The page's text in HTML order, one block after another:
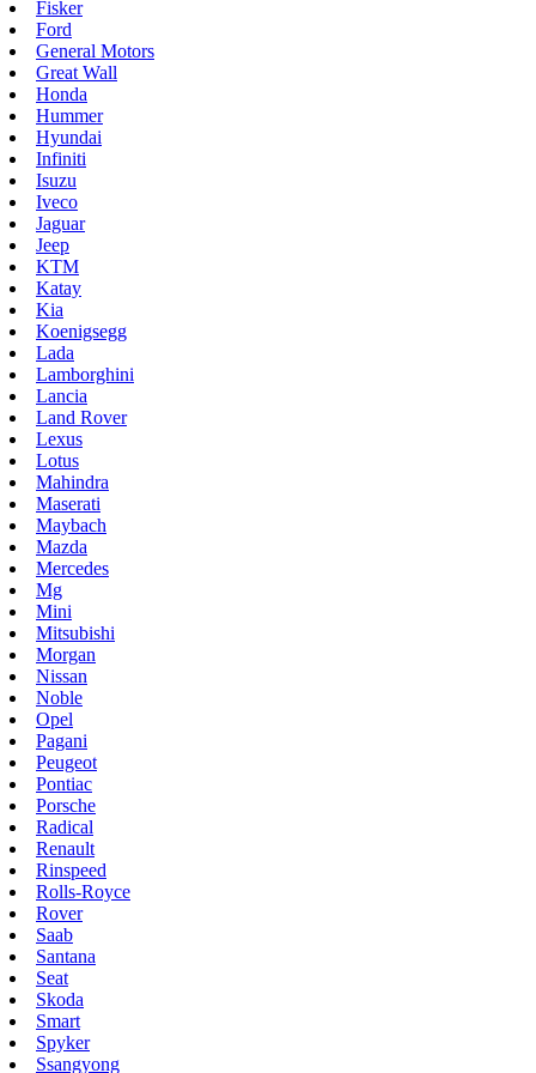
Fisker
Ford
General Motors
Great Wall
Honda
Hummer
Hyundai
Infiniti
Isuzu
Iveco
Jaguar
Jeep
KTM
Katay
Kia
Koenigsegg
Lada
Lamborghini
Lancia
Land Rover
Lexus
Lotus
Mahindra
Maserati
Maybach
Mazda
Mercedes
Mg
Mini
Mitsubishi
Morgan
Nissan
Noble
Opel
Pagani
Peugeot
Pontiac
Porsche
Radical
Renault
Rinspeed
Rolls-Royce
Rover
Saab
Santana
Seat
Skoda
Smart
Spyker
Ssangyong